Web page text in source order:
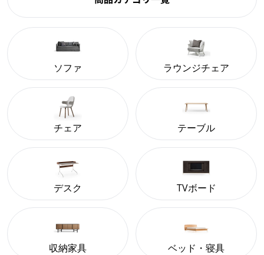
ソファ ラウンジチェア
チェア テーブル
デスク TVボード
収納家具 ベッド・寝具